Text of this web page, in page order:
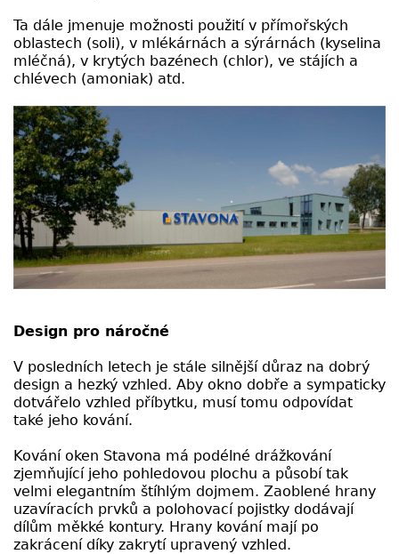
Ta dále jmenuje možnosti použití v přímořských
oblastech (soli), v mlékárnách a sýrárnách (kyselina
mléčná), v krytých bazénech (chlor), ve stájích a
chlévech (amoniak) atd.
Design pro náročné
V posledních letech je stále silnější důraz na dobrý
design a hezký vzhled. Aby okno dobře a sympaticky
dotvářelo vzhled příbytku, musí tomu odpovídat
také jeho kování.
Kování oken Stavona má podélné drážkování
zjemňující jeho pohledovou plochu a působí tak
velmi elegantním štíhlým dojmem. Zaoblené hrany
uzavíracích prvků a polohovací pojistky dodávají
dílům měkké kontury. Hrany kování mají po
zakrácení díky zakrytí upravený vzhled.